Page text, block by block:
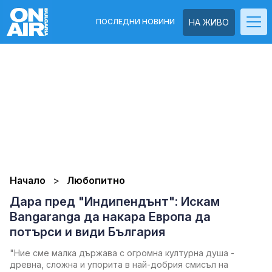
НА ЖИВО
ПОСЛЕДНИ НОВИНИ
Начало Любопитно
Дара пред "Индипендънт": Искам
Bangaranga да накара Европа да
потърси и види България
"Ние сме малка държава с огромна културна душа -
древна, сложна и упорита в най-добрия смисъл на